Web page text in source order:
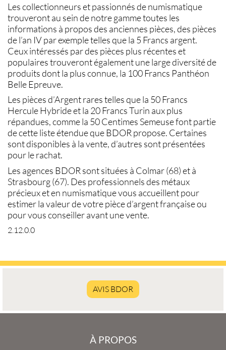
Les collectionneurs et passionnés denumismatique
trouveront au sein de notre gamme toutes les
informations à propos des anciennes pièces, des pièces
de l’an IVpar exemple telles que la 5 Francs argent.
Ceux intéressés par des pièces plus récentes et
populaires trouveront également une large diversité de
produits dont la plus connue, la 100 Francs Panthéon
Belle Epreuve.
Les pièces d’Argent rarestelles que la 50 Francs
Hercule Hybrideet la 20 Francs Turin aux plus
répandues, comme la 50 Centimes Semeusefont partie
de cette liste étendue que BDOR propose. Certaines
sont disponibles à lavente, d’autres sont présentées
pour lerachat.
Les agences BDOR sont situées à Colmar (68)et à
Strasbourg (67). Des professionnels des métaux
précieux et en numismatique vous accueillent pour
estimer lavaleur de votre pièce d’argent françaiseou
pour vous conseiller avant unevente.
2.12.0.0
AVIS BDOR
À PROPOS